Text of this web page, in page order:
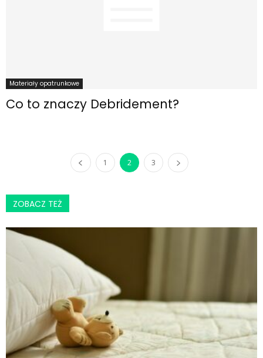
Materiały opatrunkowe
Co to znaczy Debridement?
1 2 3
ZOBACZ TEŻ